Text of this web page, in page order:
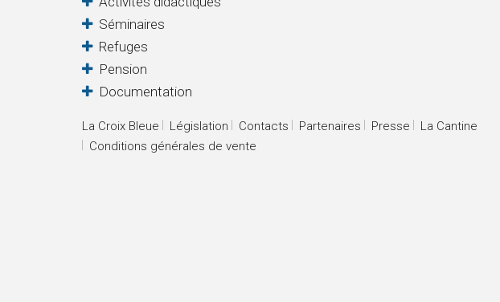
Séminaires
Refuges
Pension
Documentation
La Croix Bleue Législation Contacts Partenaires Presse
La Cantine
Conditions générales de vente